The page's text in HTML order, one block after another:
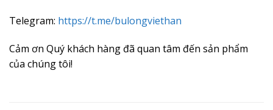
Telegram: https://t.me/bulongviethan
Cảm ơn Quý khách hàng đã quan tâm đến sản phẩm
của chúng tôi!